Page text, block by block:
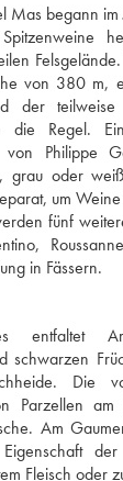
Mas begann
von 380 m,
der teilweise
die Regel.
von Philippe
grau oder
um
fünf
in Fässern.
entfaltet
schwarzen
Die
Parzellen
Am
der
Fleisch oder